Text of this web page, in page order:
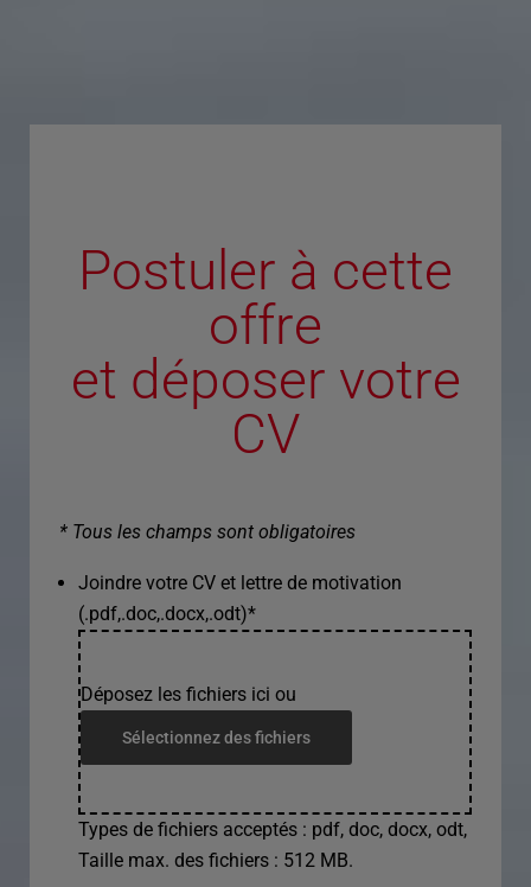
Postuler à cette
offre
et déposer votre
CV
* Tous les champs sont obligatoires
Joindre votre CV et lettre de motivation
(.pdf,.doc,.docx,.odt)*
Déposez les fichiers ici ou
Sélectionnez des fichiers
Types de fichiers acceptés : pdf, doc, docx, odt,
Taille max. des fichiers : 512 MB.